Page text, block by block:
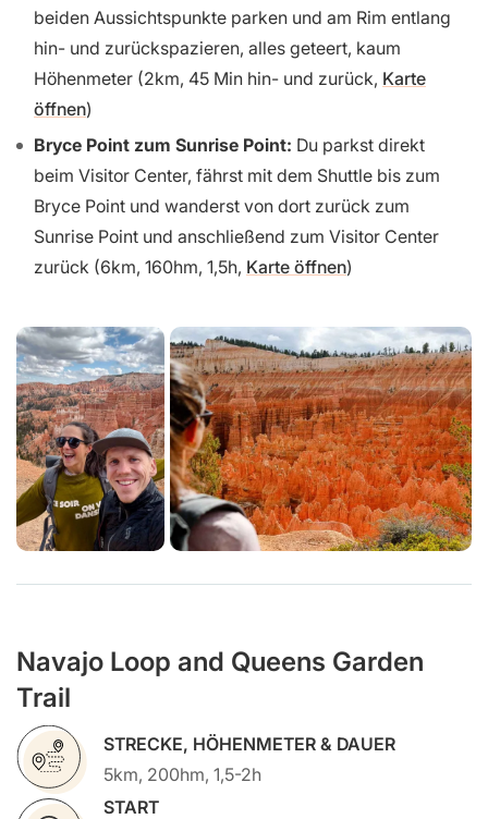
beiden Aussichtspunkte parken und am Rim entlang
hin- und zurückspazieren, alles geteert, kaum
Höhenmeter (2km, 45 Min hin- und zurück, Karte
öffnen)
Bryce Point zum Sunrise Point: Du parkst direkt
beim Visitor Center, fährst mit dem Shuttle bis zum
Bryce Point und wanderst von dort zurück zum
Sunrise Point und anschließend zum Visitor Center
zurück (6km, 160hm, 1,5h, Karte öffnen)
Navajo Loop and Queens Garden
Trail
STRECKE, HÖHENMETER & DAUER
5km, 200hm, 1,5-2h
START